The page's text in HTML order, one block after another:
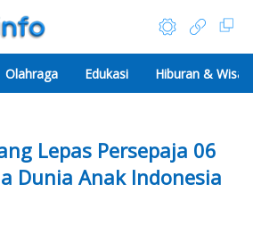
Olahraga Edukasi Hiburan &
Lepas Persepaja 06
Dunia Anak Indonesia